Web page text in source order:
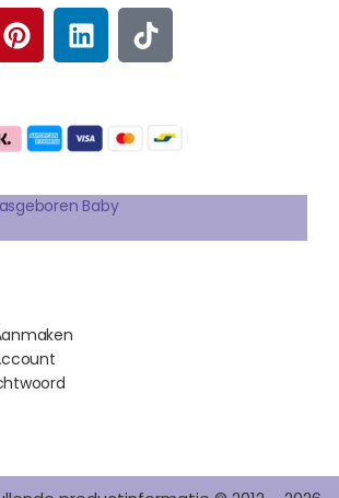
P
I
N
E
R
E
S
T
L
I
N
E
D
I
N
T
I
K
O
K
Baby